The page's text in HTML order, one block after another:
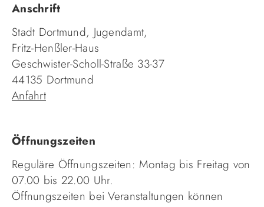
Anschrift
Stadt Dortmund, Jugendamt,
Fritz-Henßler-Haus
Geschwister-Scholl-Straße 33-37
44135 Dortmund
Anfahrt
Öffnungszeiten
Reguläre Öffnungszeiten: Montag bis Freitag von
07.00 bis 22.00 Uhr.
Öffnungszeiten bei Veranstaltungen können